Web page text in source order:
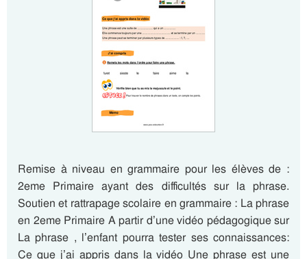
Remise à niveau en grammaire pour les élèves de :
2eme Primaire ayant des difficultés sur la phrase.
Soutien et rattrapage scolaire en grammaire : La phrase
en 2eme Primaire A partir d’une vidéo pédagogique sur
La phrase , l’enfant pourra tester ses connaissances:
Ce que j’ai appris dans la vidéo Une phrase est une